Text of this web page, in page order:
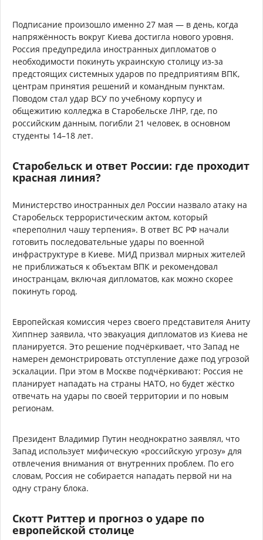
Подписание произошло именно 27 мая — в день, когда
напряжённость вокруг Киева достигла нового уровня.
Россия предупредила иностранных дипломатов о
необходимости покинуть украинскую столицу из-за
предстоящих системных ударов по предприятиям ВПК,
центрам принятия решений и командным пунктам.
Поводом стал удар ВСУ по учебному корпусу и
общежитию колледжа в Старобельске ЛНР, где, по
российским данным, погибли 21 человек, в основном
студенты 14–18 лет.
Старобельск и ответ России: где проходит
красная линия?
Министерство иностранных дел России назвало атаку на
Старобельск террористическим актом, который
«переполнил чашу терпения». В ответ ВС РФ начали
готовить последовательные удары по военной
инфраструктуре в Киеве. МИД призвал мирных жителей
не приближаться к объектам ВПК и рекомендовал
иностранцам, включая дипломатов, как можно скорее
покинуть город.
Европейская комиссия через своего представителя Аниту
Хиппнер заявила, что эвакуация дипломатов из Киева не
планируется. Это решение подчёркивает, что Запад не
намерен демонстрировать отступление даже под угрозой
эскалации. При этом в Москве подчёркивают: Россия не
планирует нападать на страны НАТО, но будет жёстко
отвечать на удары по своей территории и по новым
регионам.
Президент Владимир Путин неоднократно заявлял, что
Запад использует мифическую «российскую угрозу» для
отвлечения внимания от внутренних проблем. По его
словам, Россия не собирается нападать первой ни на
одну страну блока.
Скотт Риттер и прогноз о ударе по
европейской столице